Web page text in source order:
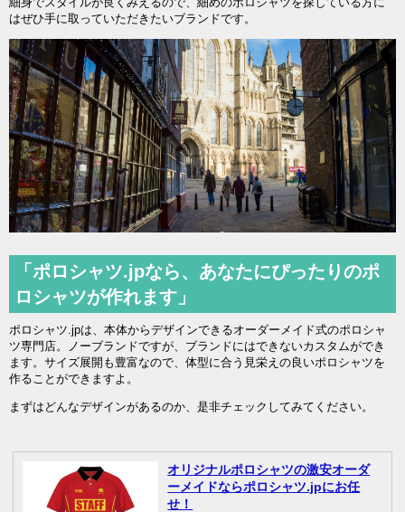
はぜひ手に取っていただきたいブランドです。
「ポロシャツ.jpなら、あなたにぴったりのポ
ロシャツが作れます」
ポロシャツ.jpは、本体からデザインできるオーダーメイド式のポロシャ
ツ専門店。ノーブランドですが、ブランドにはできないカスタムができ
ます。サイズ展開も豊富なので、体型に合う見栄えの良いポロシャツを
作ることができますよ。
まずはどんなデザインがあるのか、是非チェックしてみてください。
オリジナルポロシャツの激安オーダ
ーメイドならポロシャツ.jpにお任
せ！